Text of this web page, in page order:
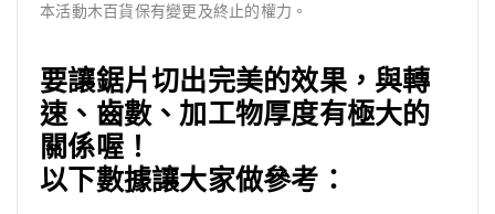
本活動木百貨保有變更及終止的權力。
要讓鋸片切出完美的效果，與轉
速、齒數、加工物厚度有極大的
關係喔！
以下數據讓大家做參考：